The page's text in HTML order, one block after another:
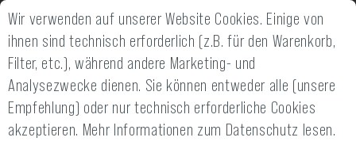
2 JAHRE GEWÄHRLEISTUNG 14 TAGE GELD-
Wir verwenden auf unserer Website Cookies. Einige von
ihnen sind technisch erforderlich (z.B. für den Warenkorb,
Filter, etc.), während andere Marketing- und
Analysezwecke dienen. Sie können entweder alle (unsere
Empfehlung) oder nur technisch erforderliche Cookies
akzeptieren. Mehr Informationen zum Datenschutz lesen.